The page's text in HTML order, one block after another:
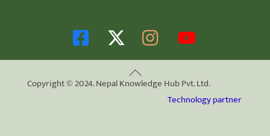
Back
To
Copyright © 2024. Nepal Knowledge Hub Pvt. Ltd.
Technology partner